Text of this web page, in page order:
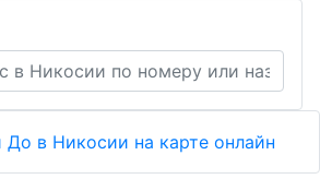
в Никосии на карте онлайн